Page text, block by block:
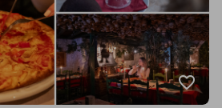
favorite_border